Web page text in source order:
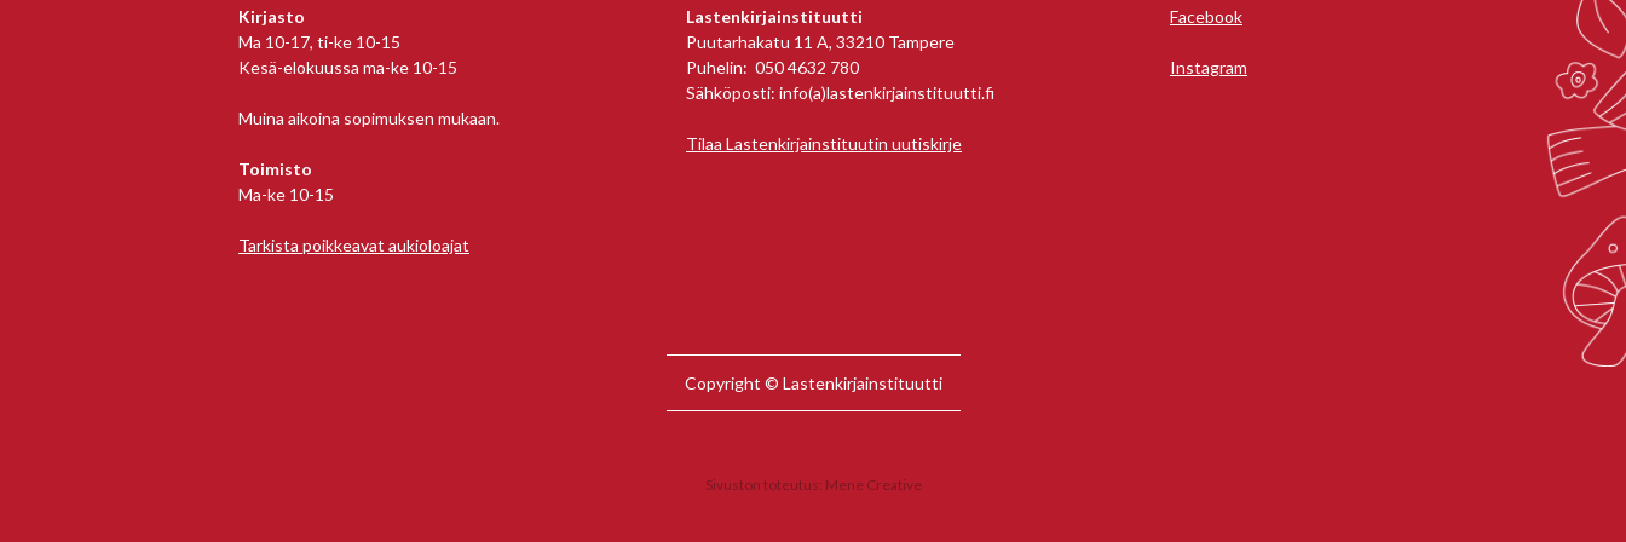
Kirjasto
Ma 10-17, ti-ke 10-15
Kesä-elokuussa ma-ke 10-15
Muina aikoina sopimuksen mukaan.
Toimisto
Ma-ke 10-15
Tarkista poikkeavat aukioloajat
Lastenkirjainstituutti
Puutarhakatu 11 A, 33210 Tampere
Puhelin: 050 4632 780
Sähköposti: info(a)lastenkirjainstituutti.fi
Tilaa Lastenkirjainstituutin uutiskirje
Facebook
Instagram
Copyright © Lastenkirjainstituutti
Sivuston toteutus: Mene Creative